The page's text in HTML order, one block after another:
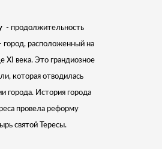
- продолжительность
город, расположенный на
ХI века. Это грандиозное
которая отводилась
города. История города
провела реформу
святой Тересы.